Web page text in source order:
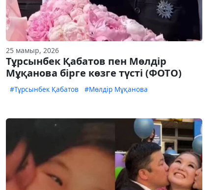
25 мамыр, 2026
Тұрсынбек Қабатов пен Мөлдір
Мұқанова бірге көзге түсті (ФОТО)
#Тұрсынбек Қабатов #Мөлдір Мұқанова